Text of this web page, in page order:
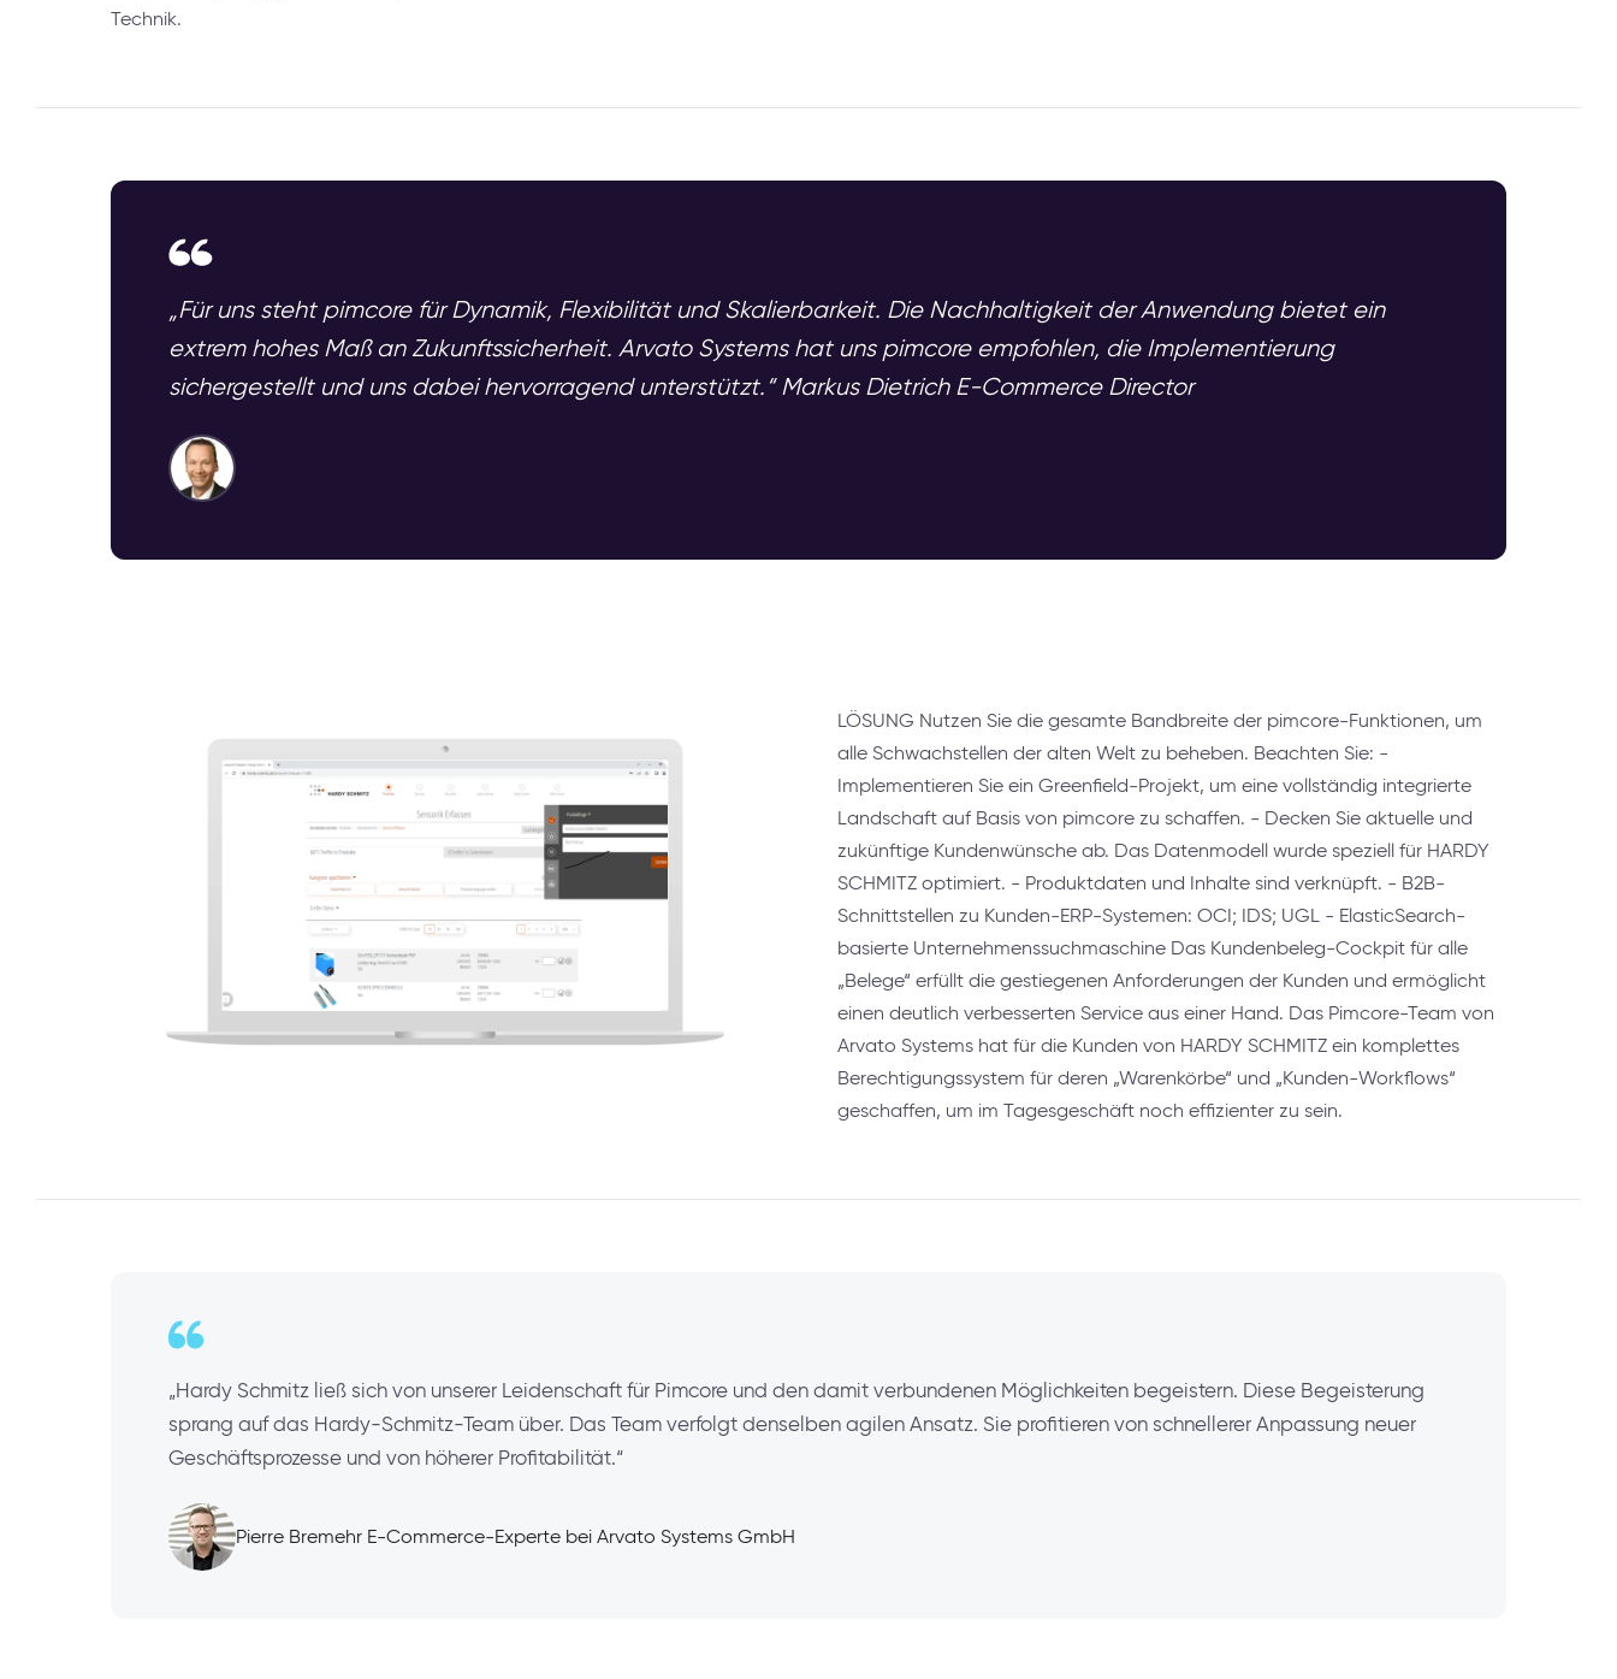
Technik.
„Für uns steht pimcore für Dynamik, Flexibilität und Skalierbarkeit. Die Nachhaltigkeit der Anwendung bietet ein
extrem hohes Maß an Zukunftssicherheit. Arvato Systems hat uns pimcore empfohlen, die Implementierung
sichergestellt und uns dabei hervorragend unterstützt.“ Markus Dietrich E-Commerce Director
LÖSUNG Nutzen Sie die gesamte Bandbreite der pimcore-Funktionen, um
alle Schwachstellen der alten Welt zu beheben. Beachten Sie: -
Implementieren Sie ein Greenfield-Projekt, um eine vollständig integrierte
Landschaft auf Basis von pimcore zu schaffen. - Decken Sie aktuelle und
zukünftige Kundenwünsche ab. Das Datenmodell wurde speziell für HARDY
SCHMITZ optimiert. - Produktdaten und Inhalte sind verknüpft. - B2B-
Schnittstellen zu Kunden-ERP-Systemen: OCI; IDS; UGL - ElasticSearch-
basierte Unternehmenssuchmaschine Das Kundenbeleg-Cockpit für alle
„Belege“ erfüllt die gestiegenen Anforderungen der Kunden und ermöglicht
einen deutlich verbesserten Service aus einer Hand. Das Pimcore-Team von
Arvato Systems hat für die Kunden von HARDY SCHMITZ ein komplettes
Berechtigungssystem für deren „Warenkörbe“ und „Kunden-Workflows“
geschaffen, um im Tagesgeschäft noch effizienter zu sein.
„Hardy Schmitz ließ sich von unserer Leidenschaft für Pimcore und den damit verbundenen Möglichkeiten begeistern. Diese Begeisterung
sprang auf das Hardy-Schmitz-Team über. Das Team verfolgt denselben agilen Ansatz. Sie profitieren von schnellerer Anpassung neuer
Geschäftsprozesse und von höherer Profitabilität.“
Pierre Bremehr E-Commerce-Experte bei Arvato Systems GmbH